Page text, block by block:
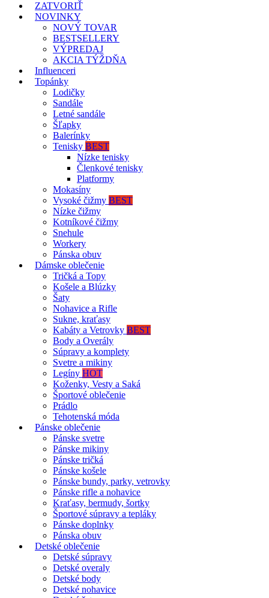
ZATVORIŤ
NOVINKY
NOVÝ TOVAR
BESTSELLERY
VÝPREDAJ
AKCIA TÝŽDŇA
Influenceri
Topánky
Lodičky
Sandále
Letné sandále
Šľapky
Balerínky
Tenisky BEST
Nízke tenisky
Členkové tenisky
Platformy
Mokasíny
Vysoké čižmy BEST
Nízke čižmy
Kotníkové čižmy
Snehule
Workery
Pánska obuv
Dámske oblečenie
Tričká a Topy
Košele a Blúzky
Šaty
Nohavice a Rifle
Sukne, kraťasy
Kabáty a Vetrovky BEST
Body a Overály
Súpravy a komplety
Svetre a mikiny
Legíny HOT
Koženky, Vesty a Saká
Športové oblečenie
Prádlo
Tehotenská móda
Pánske oblečenie
Pánske svetre
Pánske mikiny
Pánske tričká
Pánske košele
Pánske bundy, parky, vetrovky
Pánske rifle a nohavice
Kraťasy, bermudy, šortky
Športové súpravy a tepláky
Pánske doplnky
Pánska obuv
Detské oblečenie
Detské súpravy
Detské overaly
Detské body
Detské nohavice